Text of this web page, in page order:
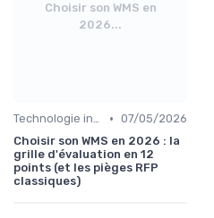
Choisir son WMS en
2026...
Technologie intégrée • 07/05/2026
Choisir son WMS en 2026 : la
grille d'évaluation en 12
points (et les pièges RFP
classiques)